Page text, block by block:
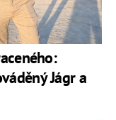
Jágr a